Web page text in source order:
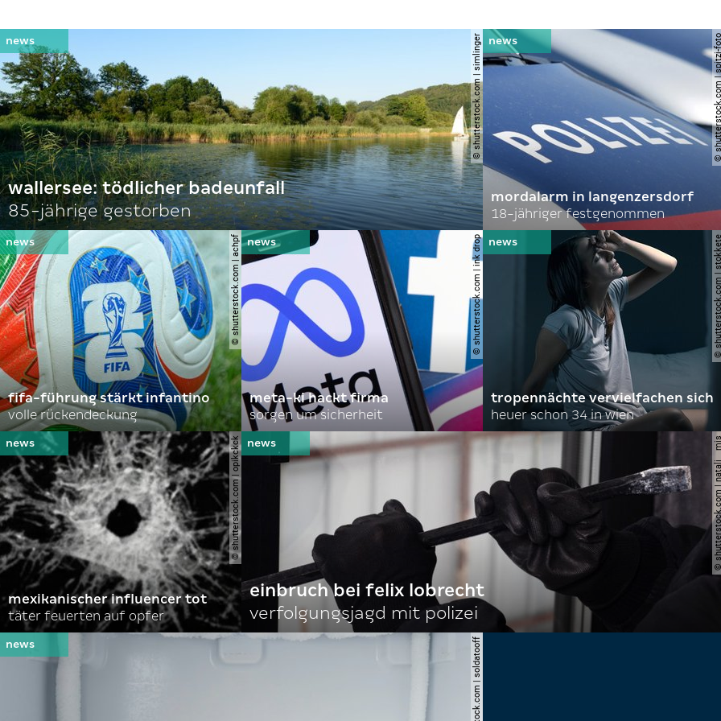
© shutterstock.com | simlinger
wallersee: tödlicher badeunfall
85-jährige gestorben
©
mordalarm in langenzersdorf
18-jähriger festgenommen
© shutterstock.com | achpf
fifa-führung stärkt infantino
volle rückendeckung
© shutterstock.com | ink drop
meta-ki hackt firma
sorgen um sicherheit
© shutterstock.com | stokkete
tropennächte vervielfachen sich
heuer schon 34 in wien
© shutterstock.com | opikckck
mexikanischer influencer tot
täter feuerten auf opfer
©
einbruch bei felix lobrecht
verfolgungsjagd mit polizei